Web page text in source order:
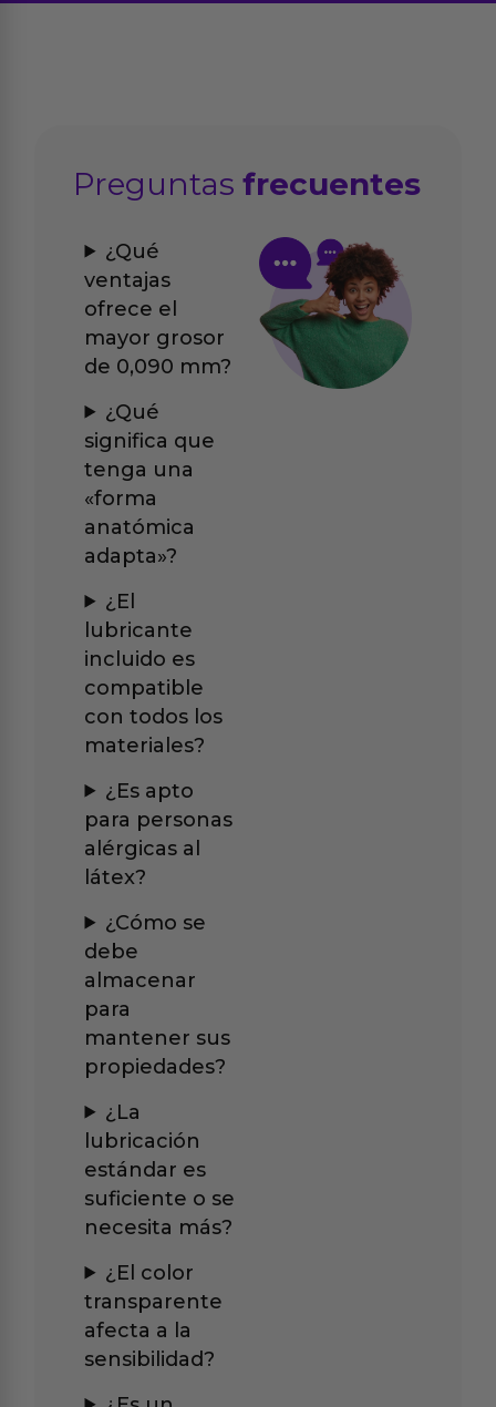
Preguntasfrecuentes
¿Qué
ventajas
ofrece el
mayor grosor
de 0,090 mm?
¿Qué
significa que
tenga una
«forma
anatómica
adapta»?
¿El
lubricante
incluido es
compatible
con todos los
materiales?
¿Es apto
para personas
alérgicas al
látex?
¿Cómo se
debe
almacenar
para
mantener sus
propiedades?
¿La
lubricación
estándar es
suficiente o se
necesita más?
¿El color
transparente
afecta a la
sensibilidad?